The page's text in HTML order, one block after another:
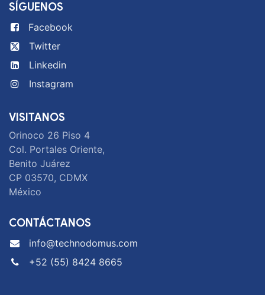
SÍGUENOS
Facebook
Twitter
Linkedin
Instagram
VISITANOS
Orinoco 26 Piso 4
Col. Portales Oriente,
Benito Juárez
CP 03570, CDMX
México
CONTÁCTANOS
info@technodomus.com
+52 (55) 8424 8665